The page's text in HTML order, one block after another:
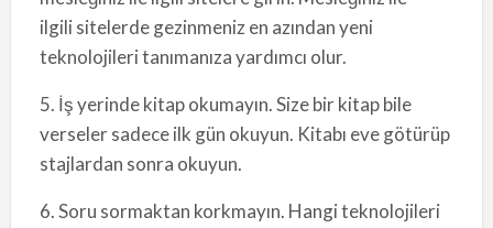
ilgili sitelerde gezinmeniz en azından yeni
teknolojileri tanımanıza yardımcı olur.
5. İş yerinde kitap okumayın. Size bir kitap bile
verseler sadece ilk gün okuyun. Kitabı eve götürüp
stajlardan sonra okuyun.
6. Soru sormaktan korkmayın. Hangi teknolojileri